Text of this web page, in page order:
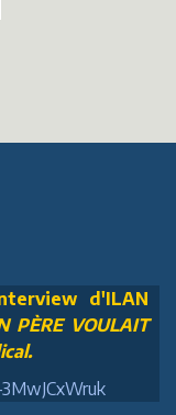
d'ILAN
PÈRE VOULAIT